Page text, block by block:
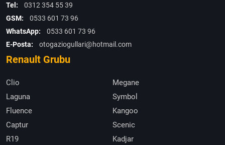
Tel:
0312 354 55 39
GSM:
0533 601 73 96
WhatsApp:
0533 601 73 96
E-Posta:
otogaziogullari@hotmail.com
Renault Grubu
Clio
Megane
Laguna
Symbol
Fluence
Kangoo
Captur
Scenic
R19
Kadjar